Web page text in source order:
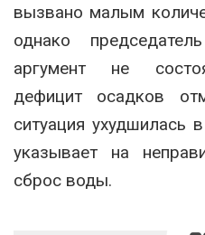
вызвано малым
однако
аргумент не
дефицит осадков
ситуация ухудшилась
указывает на
сброс воды.